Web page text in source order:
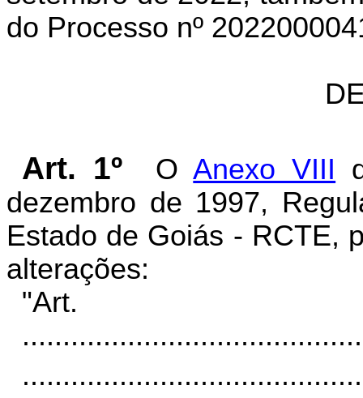
do Processo nº
Art. 1º OAnexo VIII
dezembro de 1997,
Estado de Goiás - RCTE,
alterações: